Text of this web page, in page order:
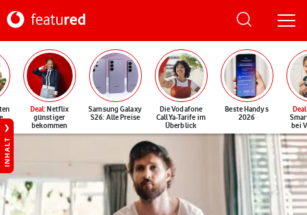
Deal: Netflix
günstiger
bekommen
Samsung Galaxy
S26: Alle Preise
Die Vodafone
CallYa-Tarife im
Überblick
Beste Handys
2026
Deal
bei
INHALT